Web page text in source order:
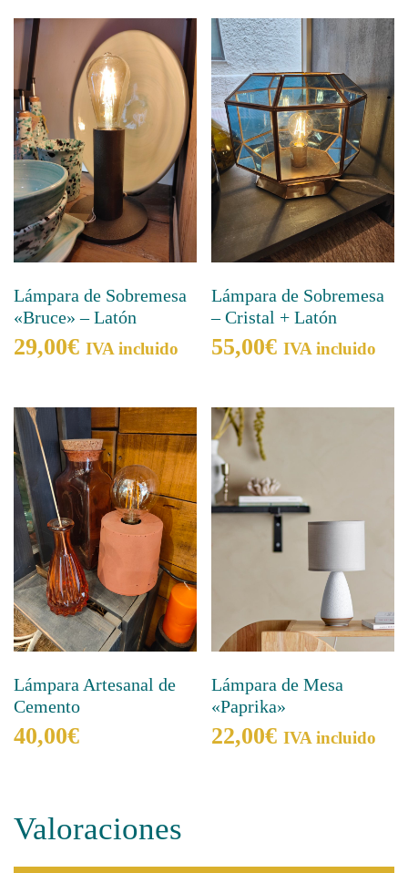
Lámpara de Sobremesa
«Bruce» – Latón
29,00€ IVA incluido
Lámpara de Sobremesa
– Cristal + Latón
55,00€ IVA incluido
Lámpara Artesanal de
Cemento
40,00€
múltiples
variantes.
Lámpara de Mesa
«Paprika»
22,00€ IVA incluido
Valoraciones